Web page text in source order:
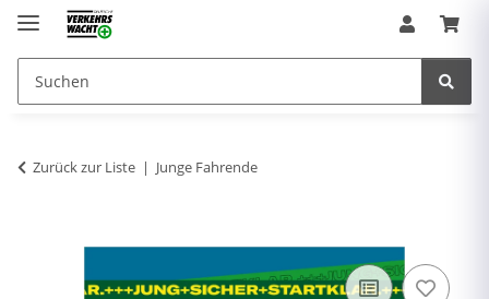
Zurück zur Liste Junge Fahrende